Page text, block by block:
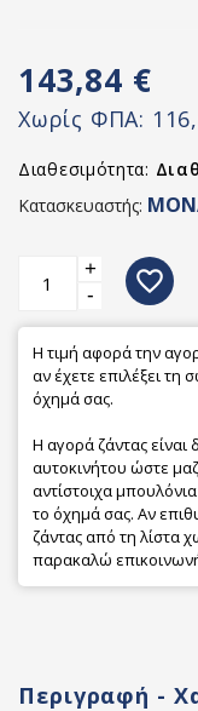
143,84 €
Χωρίς ΦΠΑ:
Διαθεσιμότητα:
Κατασκευαστής:
+
-
favorite_border
Η τιμή αφορά την
αν έχετε επιλέξει τη
όχημά σας.
Η αγορά ζάντας είναι
αυτοκινήτου ώστε
αντίστοιχα
το όχημά σας. Αν
ζάντας από τη λίστα
παρακαλώ
Περιγραφή -